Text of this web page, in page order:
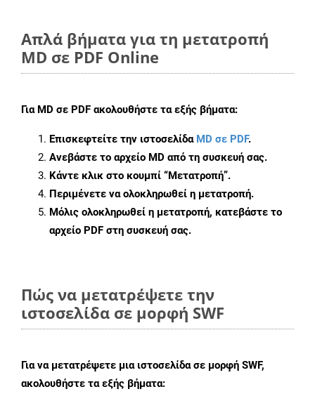
Απλά βήματα για τη μετατροπή
MD σε PDF Online
Για MD σε PDF ακολουθήστε τα εξής βήματα:
Επισκεφτείτε την ιστοσελίδα MD σε PDF.
Ανεβάστε το αρχείο MD από τη συσκευή σας.
Κάντε κλικ στο κουμπί “Μετατροπή”.
Περιμένετε να ολοκληρωθεί η μετατροπή.
Μόλις ολοκληρωθεί η μετατροπή, κατεβάστε το
αρχείο PDF στη συσκευή σας.
Πώς να μετατρέψετε την
ιστοσελίδα σε μορφή SWF
Για να μετατρέψετε μια ιστοσελίδα σε μορφή SWF,
ακολουθήστε τα εξής βήματα: